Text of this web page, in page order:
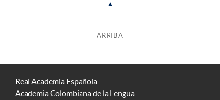
ARRIBA
Real Academia Española
Academia Colombiana de la Lengua